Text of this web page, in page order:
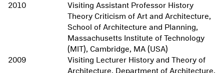
2010
Visiting Assistant Professor History
Theory Criticism of Art and Architecture,
School of Architecture and Planning,
Massachusetts Institute of Technology
(MIT), Cambridge, MA (USA)
2009
Visiting Lecturer History and Theory of